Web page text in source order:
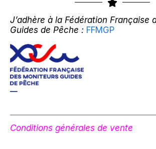
J’adhère à la Fédération Française
Guides de Pêche : FFMGP
Conditions générales de vente